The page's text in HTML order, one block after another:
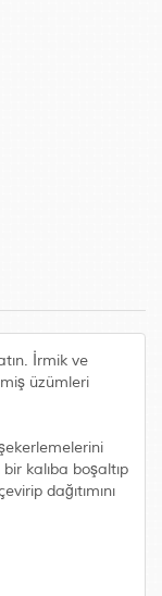
İrmik ve
üzümleri
kalıba boşaltıp
dağıtımını